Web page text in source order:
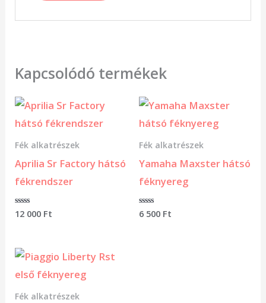
Kapcsolódó termékek
Fék alkatrészek
Aprilia Sr Factory hátsó
fékrendszer
Értékelés:
0
12 000 Ft
Fék alkatrészek
Yamaha Maxster hátsó
féknyereg
Értékelés:
0
6 500 Ft
Fék alkatrészek